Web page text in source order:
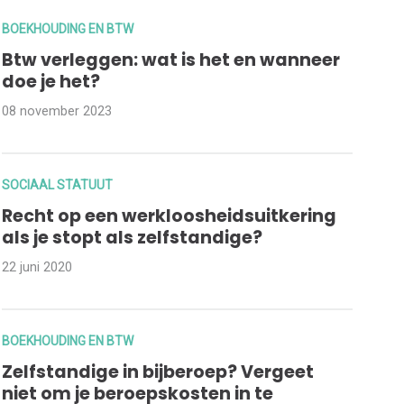
BOEKHOUDING EN BTW
Btw verleggen: wat is het en wanneer
doe je het?
08 november 2023
SOCIAAL STATUUT
Recht op een werkloosheidsuitkering
als je stopt als zelfstandige?
22 juni 2020
BOEKHOUDING EN BTW
Zelfstandige in bijberoep? Vergeet
niet om je beroepskosten in te